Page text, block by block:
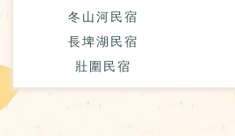
冬山河民宿
長埤湖民宿
壯圍民宿